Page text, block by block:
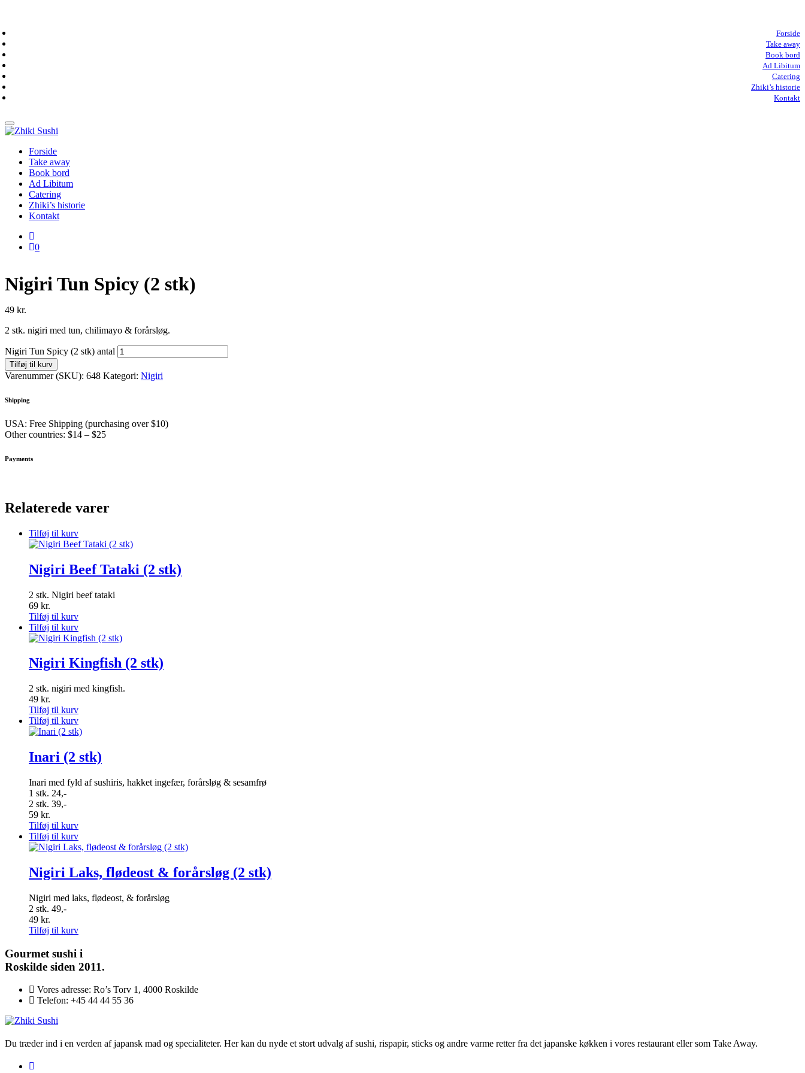
Forside
Take away
Book bord
Ad Libitum
Catering
Zhiki’s historie
Kontakt
Forside
Take away
Book bord
Ad Libitum
Catering
Zhiki’s historie
Kontakt
0
Nigiri Tun Spicy (2 stk)
49 kr.
2 stk. nigiri med tun, chilimayo & forårsløg.
Nigiri Tun Spicy (2 stk) antal
Tilføj til kurv
Varenummer (SKU): 648 Kategori: Nigiri
Shipping
USA: Free Shipping (purchasing over $10)
Other countries: $14 – $25
Payments
Relaterede varer
Tilføj til kurv
Nigiri Beef Tataki (2 stk)
2 stk. Nigiri beef tataki
69 kr.
Tilføj til kurv
Tilføj til kurv
Nigiri Kingfish (2 stk)
2 stk. nigiri med kingfish.
49 kr.
Tilføj til kurv
Tilføj til kurv
Inari (2 stk)
Inari med fyld af sushiris, hakket ingefær, forårsløg & sesamfrø
1 stk. 24,-
2 stk. 39,-
59 kr.
Tilføj til kurv
Tilføj til kurv
Nigiri Laks, flødeost & forårsløg (2 stk)
Nigiri med laks, flødeost, & forårsløg
2 stk. 49,-
49 kr.
Tilføj til kurv
Gourmet sushi i
Roskilde siden 2011.
Vores adresse: Ro’s Torv 1, 4000 Roskilde
Telefon: +45 44 44 55 36
Du træder ind i en verden af japansk mad og specialiteter. Her kan du nyde et stort udvalg af sushi, rispapir, sticks og andre varme retter fra det japanske køkken i vores restaurant eller som Take Away.